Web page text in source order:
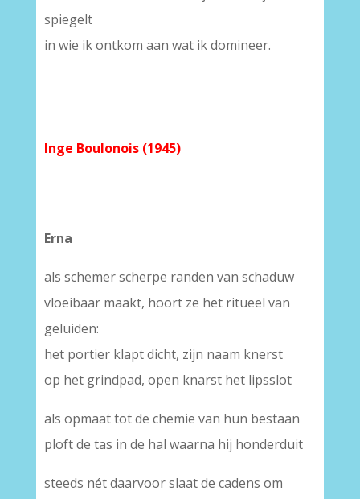
spiegelt
in wie ik ontkom aan wat ik domineer.
Inge Boulonois (1945)
Erna
als schemer scherpe randen van schaduw
vloeibaar maakt, hoort ze het ritueel van
geluiden:
het portier klapt dicht, zijn naam knerst
op het grindpad, open knarst het lipsslot
als opmaat tot de chemie van hun bestaan
ploft de tas in de hal waarna hij honderduit
steeds nét daarvoor slaat de cadens om